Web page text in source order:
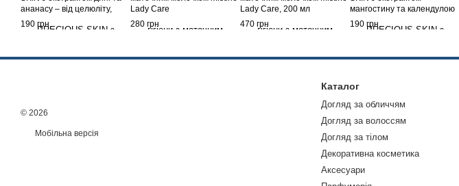
ананасу – від целюліту,
шрамів та розтяжок
190 грн
Lady Care
280 грн
Lady Care, 200 мл
470 грн
мангостину та календулою
– від запалень, акне,
постакне, тьмяності шкіри
190 грн
© 2026
Мобільна версія
Каталог
Догляд за обличчям
Догляд за волоссям
Догляд за тілом
Декоративна косметика
Аксесуари